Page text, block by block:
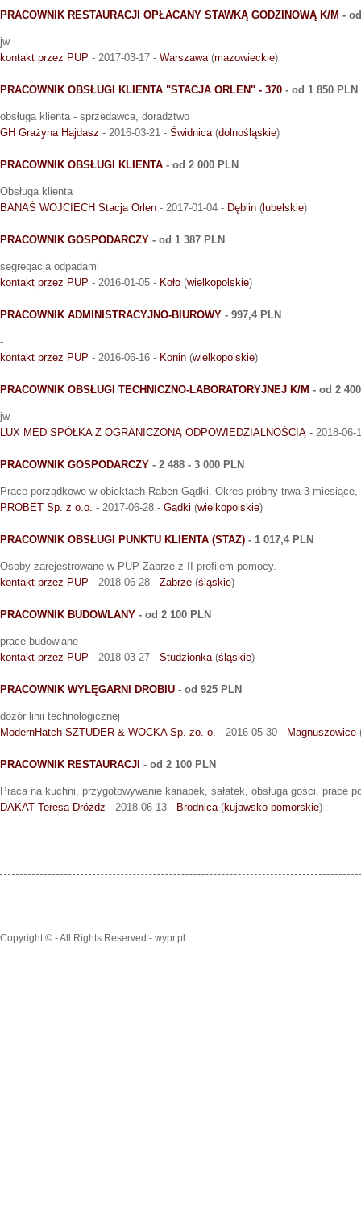
PRACOWNIK RESTAURACJI OPŁACANY STAWKĄ GODZINOWĄ K/M -
jw
kontakt przez PUP - 2017-03-17 - Warszawa(mazowieckie)
PRACOWNIK OBSŁUGI KLIENTA "STACJA ORLEN" - 370 - od 1 850 PLN
obsługa klienta - sprzedawca, doradztwo
GH Grażyna Hajdasz - 2016-03-21 - Świdnica(dolnośląskie)
PRACOWNIK OBSŁUGI KLIENTA - od 2 000 PLN
Obsługa klienta
BANAŚ WOJCIECH Stacja Orlen - 2017-01-04 - Dęblin ( lubelskie)
PRACOWNIK GOSPODARCZY - od 1 387 PLN
segregacja odpadami
kontakt przez PUP - 2016-01-05 - Koło (wielkopolskie)
PRACOWNIK ADMINISTRACYJNO-BIUROWY - 997,4 PLN
-
kontakt przez PUP - 2016-06-16 - Konin (wielkopolskie)
PRACOWNIK OBSŁUGI TECHNICZNO-LABORATORYJNEJ K/M - od 2
jw.
LUX MED SPÓŁKA Z OGRANICZONĄ ODPOWIEDZIALNOŚCIĄ - 2018-06-
PRACOWNIK GOSPODARCZY - 2 488 - 3 000 PLN
Prace porządkowe w obiektach Raben Gądki. Okres próbny trwa 3
PROBET Sp. z o.o. - 2017-06-28 - Gądki (wielkopolskie)
PRACOWNIK OBSŁUGI PUNKTU KLIENTA (STAŻ) - 1 017,4 PLN
Osoby zarejestrowane w PUP Zabrze z II profilem pomocy.
kontakt przez PUP - 2018-06-28 - Zabrze (śląskie)
PRACOWNIK BUDOWLANY - od 2 100 PLN
prace budowlane
kontakt przez PUP - 2018-03-27 - Studzionka(śląskie)
PRACOWNIK WYLĘGARNI DROBIU - od 925 PLN
dozór linii technologicznej
ModernHatch SZTUDER & WOCKA Sp. zo. o. - 2016-05-30 - Magnuszowice
PRACOWNIK RESTAURACJI - od 2 100 PLN
Praca na kuchni, przygotowywanie kanapek, sałatek, obsługa gości, prace
DAKAT Teresa Dróżdż - 2018-06-13 - Brodnica(kujawsko-pomorskie)
Copyright © - All Rights Reserved - wypr.pl